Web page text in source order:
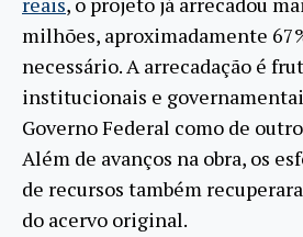
milhões, aproximadamente
necessário. A arrecadação é
institucionais e
Governo Federal como de
Além de avanços na obra, os
de recursos também
do acervo original.